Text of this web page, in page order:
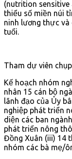
(nutrition sensitive
thiểu số miền núi
ninh lương thực
tuổi.
Tham dự viên
Kế hoạch nhóm
nhân 15 cán bộ
lãnh đạo của Ủy
nghiệp phát triển
diện các ban
phát triển nông
Đồng Xuân (iii) 14
nhóm các bà mẹ/